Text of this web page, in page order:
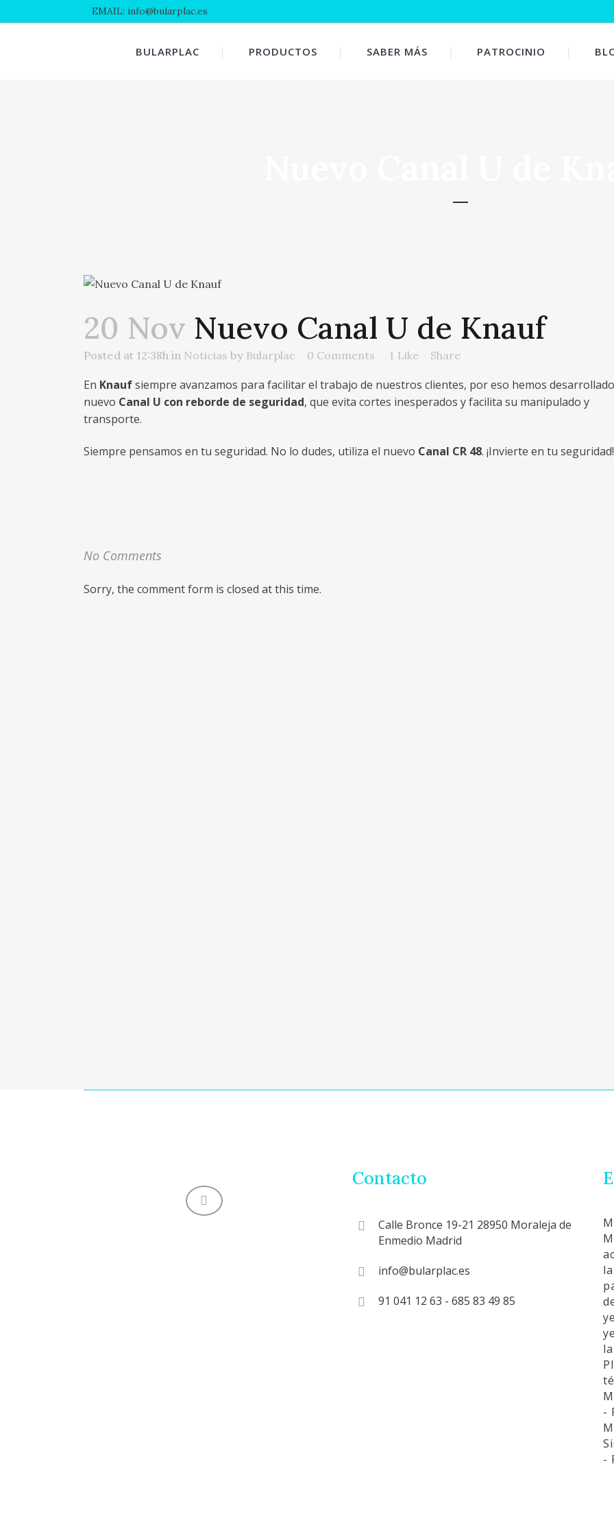
EMAIL: info@bularplac.es
BULARPLAC PRODUCTOS SABER MÁS PATROCINIO
20 Nov Nuevo Canal U de Knauf
Posted at 12:38h in Noticias by Bularplac 0 Comments 1 Like Share
En Knaufsiempre avanzamos para facilitar el trabajo de nuestros clientes, por eso hemos
nuevo Canal U con reborde de seguridad, que evita cortes inesperados y facilita su manipulado y
transporte.
Siempre pensamos en tu seguridad. No lo dudes, utiliza el nuevo Canal CR 48. ¡Invierte en tu seguridad!
No Comments
Sorry, the comment form is closed at this time.
Contacto
Calle Bronce 19-21 28950 Moraleja de
Enmedio Madrid
info@bularplac.es
91 041 12 63 - 685 83 49 85
-
-